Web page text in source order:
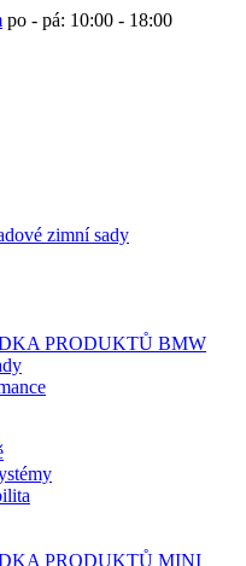
po - pá: 10:00 - 18:00
zimní sady
PRODUKTŮ BMW
PRODUKTŮ MINI